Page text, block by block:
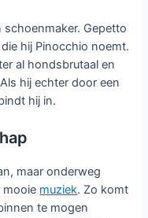
Gepetto
hij Pinocchio noemt.
al hondsbrutaal en
hij echter door een
hij in.
maar onderweg
mooie muziek. Zo komt
te mogen